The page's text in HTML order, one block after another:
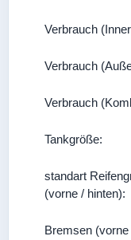
Verbrauch
Verbrauch
Verbrauch
Tankgröße:
standart
(vorne / hinten):
Bremsen (vorne